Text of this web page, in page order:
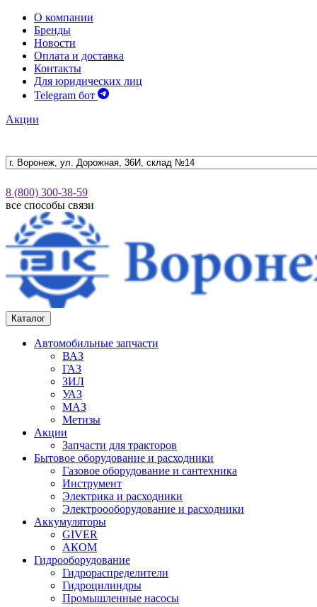
О компании
Бренды
Новости
Оплата и доставка
Контакты
Для юридических лиц
Telegram бот
Акции
8 (800) 300-38-59
все способы связи
Каталог
Автомобильные запчасти
ВАЗ
ГАЗ
ЗИЛ
УАЗ
МАЗ
Метизы
Акции
Запчасти для тракторов
Бытовое оборудование и расходники
Газовое оборудование и сантехника
Инструмент
Электрика и расходники
Электроооборудование и расходники
Аккумуляторы
GIVER
АКОМ
Гидрооборудование
Гидрораспределители
Гидроцилиндры
Промышленные насосы